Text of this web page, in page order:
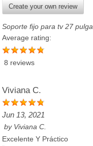
Create your own review
Soporte fijo para tv 27
Average rating:
8 reviews
Viviana C.
Jun 13, 2021
by Viviana C.
Excelente Y Práctico